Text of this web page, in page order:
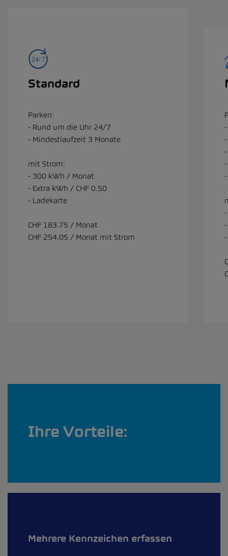
Standard
Parken:
- Rund um die Uhr 24/7
- Mindestlaufzeit 3 Monate
mit Strom:
- 300 kWh / Monat
- Extra kWh / CHF 0.50
- Ladekarte
CHF 183.75 / Monat
CHF 254.05 / Monat mit Strom
Ihre Vorteile:
Mehrere Kennzeichen erfassen